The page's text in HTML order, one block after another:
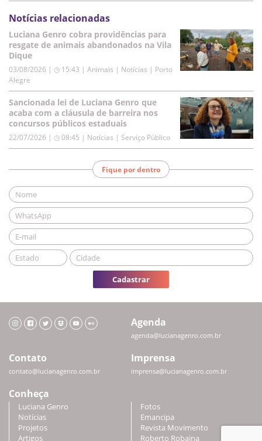
Notícias relacionadas
Luciana Genro cobra providências para
resgate de animais abandonados na Vila
Dique
03/08/2026 | ◷ 15:43 | Animais | Notícias | Porto
Alegre
Sancionada lei de Luciana Genro que
acaba com a cláusula de barreira nos
concursos públicos estaduais
22/07/2026 | ◷ 08:45 | Notícias | Serviço Público
Fique por dentro
Cadastrar
Agenda
agenda@lucianagenro.com.br
Contato
contato@lucianagenro.com.br
Imprensa
imprensa@lucianagenro.com.br
Conheça
Luciana Genro
Notícias
Projetos
Artigos
Fotos
Emancipa
Revista Movimento
Roberto Robaina